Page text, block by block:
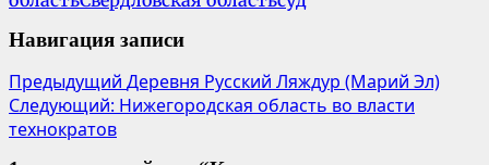
Навигация записи
Предыдущий Деревня Русский Ляждур (Марий Эл)
Следующий: Нижегородская область во власти
технократов